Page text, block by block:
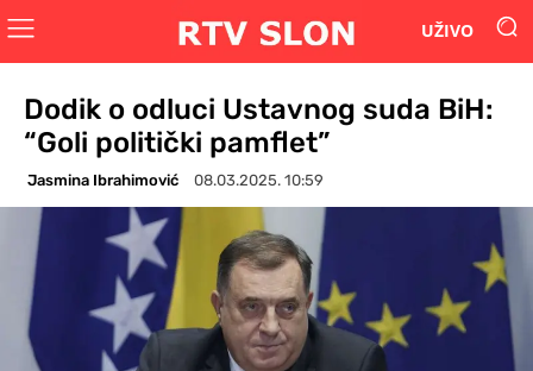
UŽIVO
Dodik o odluci Ustavnog suda BiH:
“Goli politički pamflet”
Jasmina Ibrahimović 08.03.2025. 10:59